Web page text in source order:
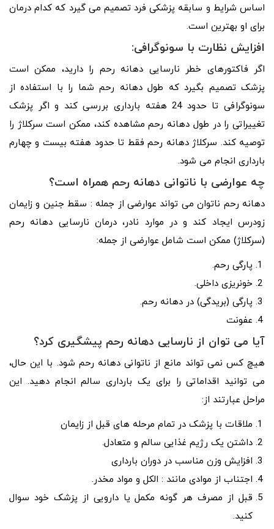
اساس شرایط و سابقه پزشکی فرد تصمیم می گیرد که کدام درمان
برای او بهترین است.
افزایش نظارت با سونوگرافی:
اگر فاکتورهای خطر نارسایی دهانه رحم را دارید، ممکن است
پزشک تصمیم بگیرد که طول دهانه رحم شما را با استفاده از
سونوگرافی تا حدود 24 هفته بارداری بررسی کند و اگر پزشک
تغییراتی را در طول دهانه رحم مشاهده کند، ممکن است سرکلاژ را
توصیه کند. سرکلاژ دهانه رحم فقط تا حدود هفته بیست و چهارم
بارداری انجام می شود.
چه عوارضی با ناتوانی دهانه رحم همراه است؟
دهانه رحم ناتوان می تواند عوارضی از جمله : سقط جنین و زایمان
زودرس ایجاد کند و در موارد نادر، درمان نارسایی دهانه رحم
(سرکلاژ) ممکن است شامل عوارضی از جمله:
پارگی رحم.
خونریزی داخلی.
پارگی (بریدگی) در دهانه رحم.
عفونت
آیا می توان از نارسایی دهانه رحم پیشگیری کرد؟
هیچ کس نمی تواند مانع از ناتوانی دهانه رحم شود. با این حال،
می توانید اقداماتی را برای یک بارداری سالم انجام دهید. این
مراحل عبارتند از:
ملاقات با پزشک در تمام مرحله های قبل از زایمان
داشتن یک رژیم غذایی سالم و متعادل.
افزایش وزن مناسب در دوران بارداری
اجتناب از موادی مانند : الکل و مواد مخدر.
قبل از مصرف هر گونه مکمل یا دارویی از پزشک خود سوال
کنید.